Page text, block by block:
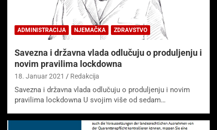
ADMINISTRACIJA NJEMAČKA ZDRAVSTVO
Savezna i državna vlada odlučuju o produljenju i
novim pravilima lockdowna
18. Januar 2021 Redakcija
Savezna i državna vlada odlučuju o produljenju i novim
pravilima lockdowna U svojim više od sedam…